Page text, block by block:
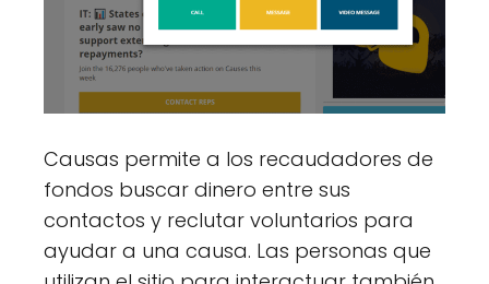
Causas permite a los recaudadores de
fondos buscar dinero entre sus
contactos y reclutar voluntarios para
ayudar a una causa. Las personas que